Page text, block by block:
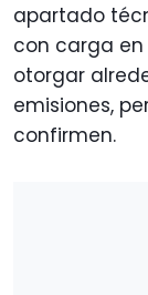
apartado
con carga
otorgar
emisiones,
confirmen.